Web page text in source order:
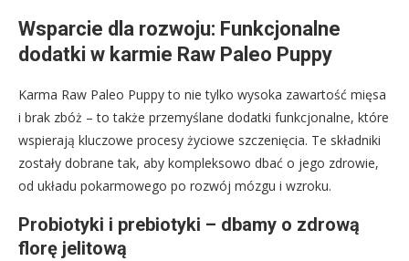
Wsparcie dla rozwoju: Funkcjonalne
dodatki w karmie Raw Paleo Puppy
Karma Raw Paleo Puppy to nie tylko wysoka zawartość mięsa
i brak zbóż – to także przemyślane dodatki funkcjonalne, które
wspierają kluczowe procesy życiowe szczenięcia. Te składniki
zostały dobrane tak, aby kompleksowo dbać o jego zdrowie,
od układu pokarmowego po rozwój mózgu i wzroku.
Probiotyki i prebiotyki – dbamy o zdrową
florę jelitową